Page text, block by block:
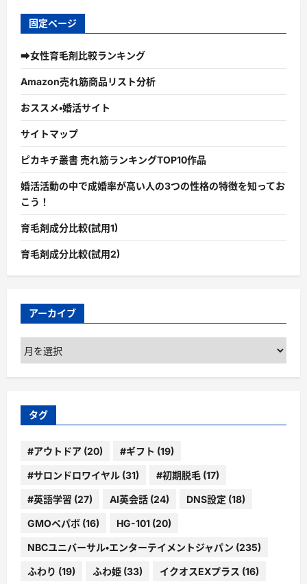
固定ページ
➡女性育毛剤比較ランキング
Amazon売れ筋商品リスト分析
おススメ・婚活サイト
サイトマップ
ピカキチ叢書 売れ筋ランキングTOP10作品
婚活活動の中で成婚率が高い人の3つの性格の特徴を知ってお
こう！
育毛剤成分比較(試用1)
育毛剤成分比較(試用2)
アーカイブ
ア
ー
カ
ブ
タグ
#アウトドア (20) #ギフト (19)
#サロンドロワイヤル (31) #初期脱毛 (17)
#英語学習 (27) AI英会話 (24) DNS設定 (18)
GMOペパボ (16) HG-101 (20)
NBCユニバーサル・エンターテイメントジャパン (235)
ふわり (19) ふわ姫 (33) イクオスEXプラス (16)